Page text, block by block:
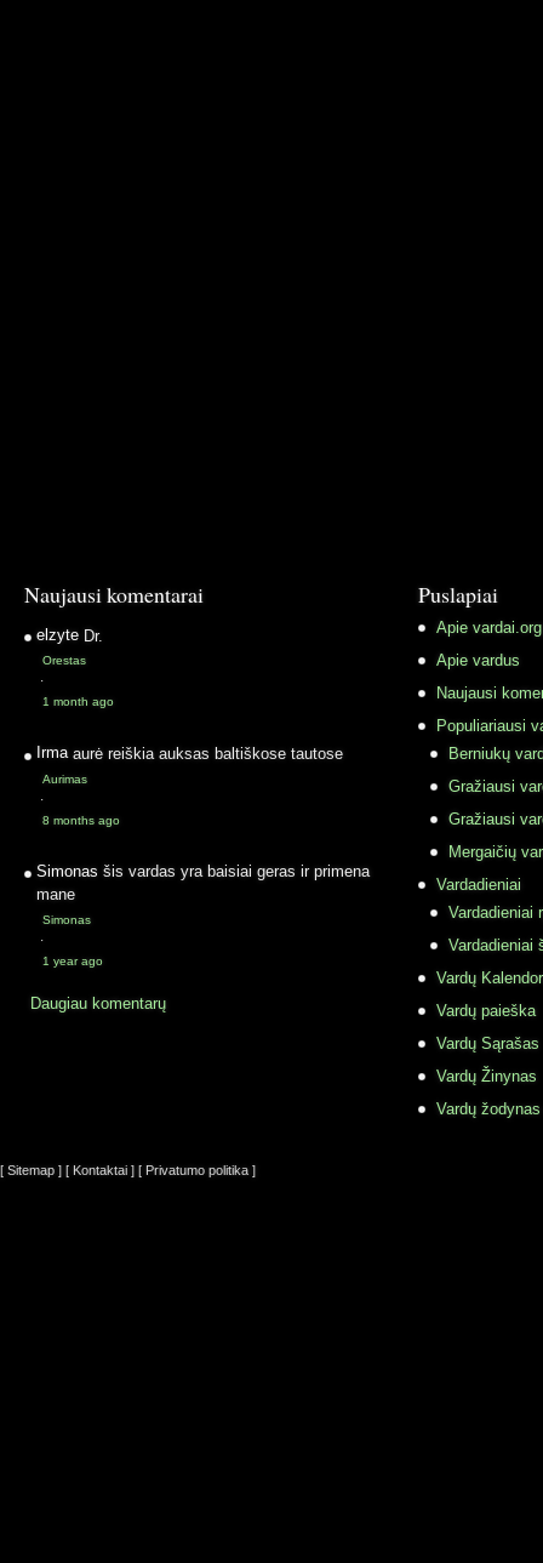
Naujausi komentarai
elzyte Dr.
Orestas
·
1 month ago
Irma aurė reiškia auksas baltiškose tautose
Aurimas
·
8 months ago
Simonas šis vardas yra baisiai geras ir primena
mane
Simonas
·
1 year ago
Daugiau komentarų
Puslapiai
Apie vardai.org
Apie vardus
Naujausi
Populiariausi
Berniukų
Gražiausi
Gražiausi
Mergaičių
Vardadieniai
Vardadieniai
Vardadieniai
Vardų
Vardų paieška
Vardų Sąrašas
Vardų Žinynas
Vardų
[ Sitemap ] [ Kontaktai ] [ Privatumo politika ]